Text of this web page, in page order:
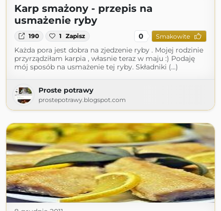
Karp smażony - przepis na
usmażenie ryby
190 1 Zapisz 0 Smakowite
Każda pora jest dobra na zjedzenie ryby . Mojej rodzinie
przyrządziłam karpia , własnie teraz w maju :) Podaję
mój sposób na usmażenie tej ryby. Składniki (...)
Proste potrawy
prostepotrawy.blogspot.com